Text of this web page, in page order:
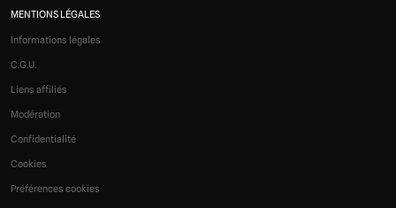
MENTIONS LÉGALES
Informations légales
C.G.U.
Liens affiliés
Modération
Confidentialité
Cookies
Préférences cookies